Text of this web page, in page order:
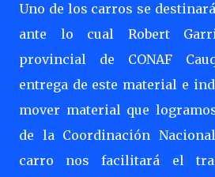
Uno de los carros se destinará
ante lo cual Robert
provincial de CONAF
entrega de este material e
mover material que
de la Coordinación
carro nos facilitará el